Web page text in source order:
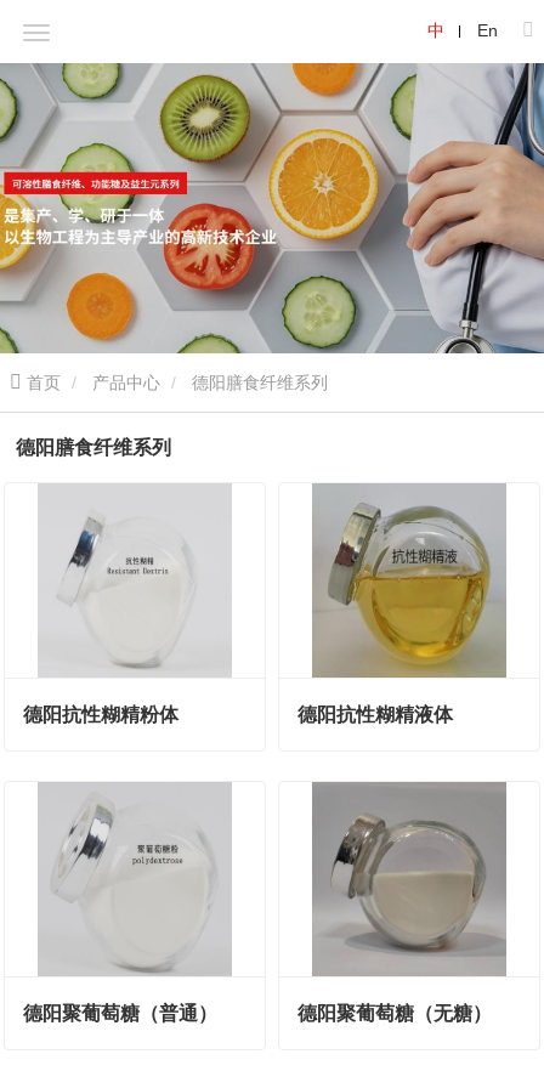
中 En
首页 产品中心 德阳膳食纤维系列
德阳膳食纤维系列
德阳抗性糊精粉体 德阳抗性糊精液体
德阳聚葡萄糖（普通） 德阳聚葡萄糖（无糖）